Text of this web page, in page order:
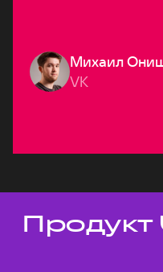
Михаил
VK
Темы докладов
Продукт